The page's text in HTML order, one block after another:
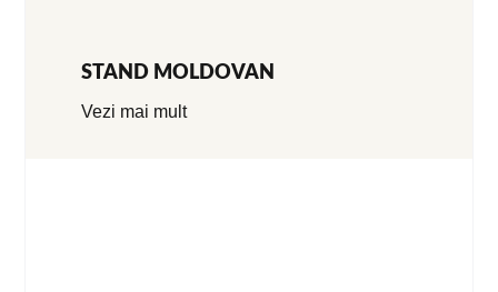
STAND MOLDOVAN
Vezi mai mult